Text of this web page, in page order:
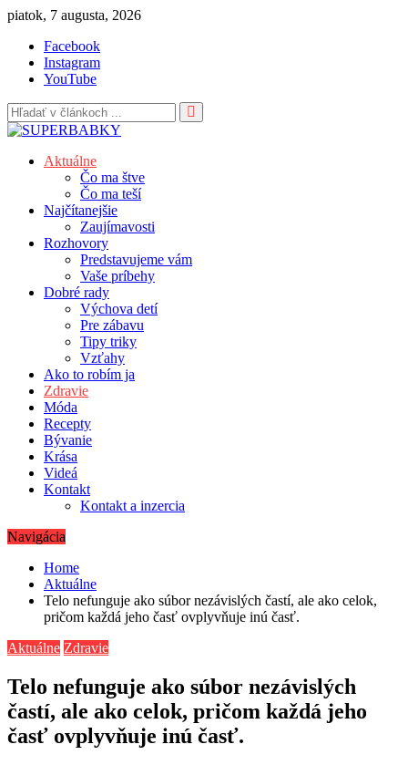
Skip
content
piatok, 7 augusta, 2026
Facebook
Instagram
YouTube
Aktuálne
Čo ma štve
Čo ma teší
Najčítanejšie
Zaujímavosti
Rozhovory
Predstavujeme vám
Vaše príbehy
Dobré rady
Výchova detí
Pre zábavu
Tipy triky
Vzťahy
Ako to robím ja
Zdravie
Móda
Recepty
Bývanie
Krása
Videá
Kontakt
Kontakt a inzercia
Navigácia
Home
Aktuálne
Telo nefunguje ako súbor nezávislých častí, ale ako celok,
pričom každá jeho časť ovplyvňuje inú časť.
Aktuálne Zdravie
Telo nefunguje ako súbor nezávislých
častí, ale ako celok, pričom každá jeho
časť ovplyvňuje inú časť.